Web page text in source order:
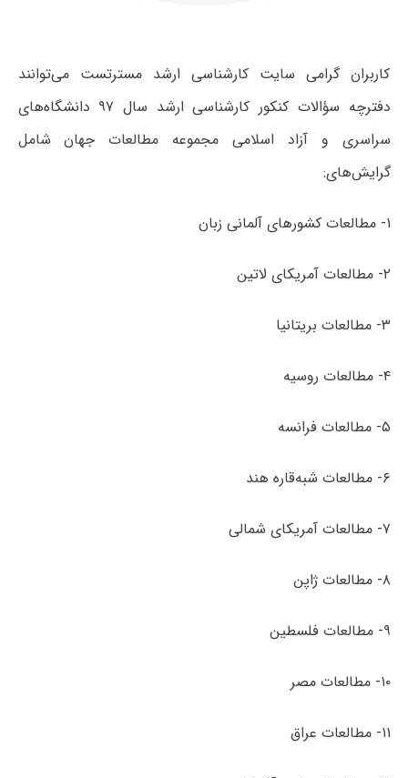
کاربران گرامی سایت کارشناسی ارشد مسترتست می‌توانند
دفترچه سؤالات کنکور کارشناسی ارشد سال ۹۷ دانشگاه‌های
سراسری و آزاد اسلامی مجموعه مطالعات جهان شامل
گرایش‌های:
۱- مطالعات کشورهای آلمانی زبان
۲- مطالعات آمریکای لاتین
۳- مطالعات بریتانیا
۴- مطالعات روسیه
۵- مطالعات فرانسه
۶- مطالعات شبه‌قاره هند
۷- مطالعات آمریکای شمالی
۸- مطالعات ژاپن
۹- مطالعات فلسطین
۱۰- مطالعات مصر
۱۱- مطالعات عراق